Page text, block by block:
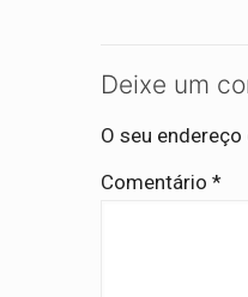
Deixe um
O seu
Comentário *